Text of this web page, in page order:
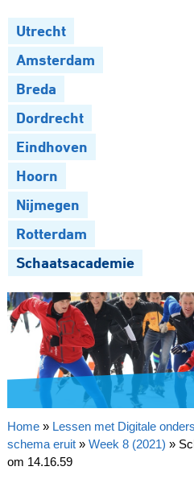
Utrecht
Amsterdam
Breda
Dordrecht
Eindhoven
Hoorn
Nijmegen
Rotterdam
Schaatsacademie
Home» Lessen met Digitale
schema eruit» Week 8 (2021) »
om 14.16.59